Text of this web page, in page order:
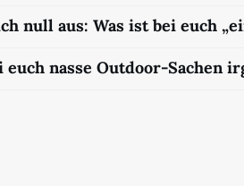
null aus: Was ist bei euch
euch nasse Outdoor-Sachen